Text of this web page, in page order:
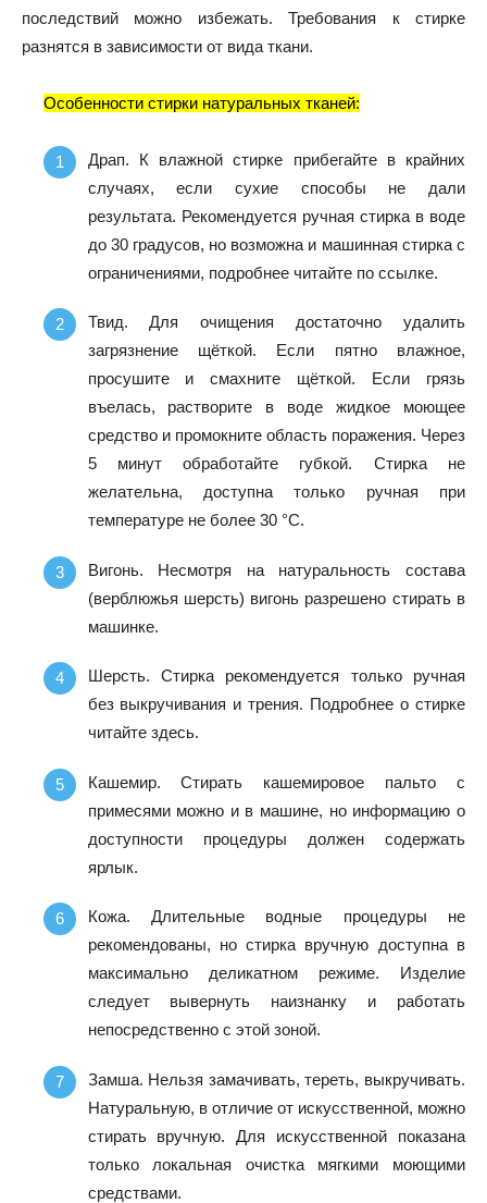
последствий можно избежать. Требования к стирке
разнятся в зависимости от вида ткани.
Особенности стирки натуральных тканей:
Драп. К влажной стирке прибегайте в крайних
случаях, если сухие способы не дали
результата. Рекомендуется ручная стирка в воде
до 30 градусов, но возможна и машинная стирка с
ограничениями, подробнее читайте по ссылке.
Твид. Для очищения достаточно удалить
загрязнение щёткой. Если пятно влажное,
просушите и смахните щёткой. Если грязь
въелась, растворите в воде жидкое моющее
средство и промокните область поражения. Через
5 минут обработайте губкой. Стирка не
желательна, доступна только ручная при
температуре не более 30 °C.
Вигонь. Несмотря на натуральность состава
(верблюжья шерсть) вигонь разрешено стирать в
машинке.
Шерсть. Стирка рекомендуется только ручная
без выкручивания и трения. Подробнее о стирке
читайте здесь.
Кашемир. Стирать кашемировое пальто с
примесями можно и в машине, но информацию о
доступности процедуры должен содержать
ярлык.
Кожа. Длительные водные процедуры не
рекомендованы, но стирка вручную доступна в
максимально деликатном режиме. Изделие
следует вывернуть наизнанку и работать
непосредственно с этой зоной.
Замша. Нельзя замачивать, тереть, выкручивать.
Натуральную, в отличие от искусственной, можно
стирать вручную. Для искусственной показана
только локальная очистка мягкими моющими
средствами.